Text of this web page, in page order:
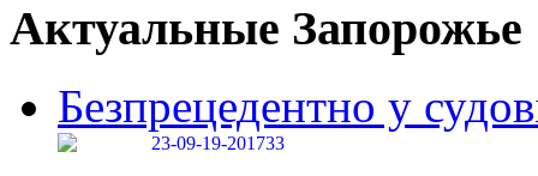
Актуальные Запорожье
Безпрецедентно у